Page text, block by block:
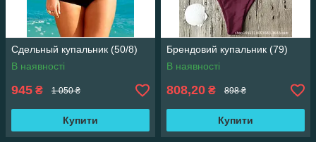
Сдельный купальник (50/8)
В наявності
945 ₴ 1 050 ₴
Купити
Брендовий купальник (79)
В наявності
808,20 ₴ 898 ₴
Купити